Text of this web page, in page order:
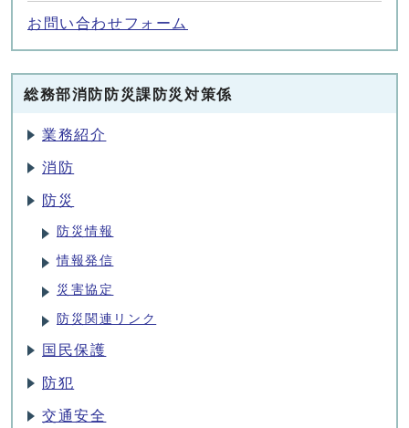
お問い合わせフォーム
総務部消防防災課防災対策係
業務紹介
消防
防災
防災情報
情報発信
災害協定
防災関連リンク
国民保護
防犯
交通安全